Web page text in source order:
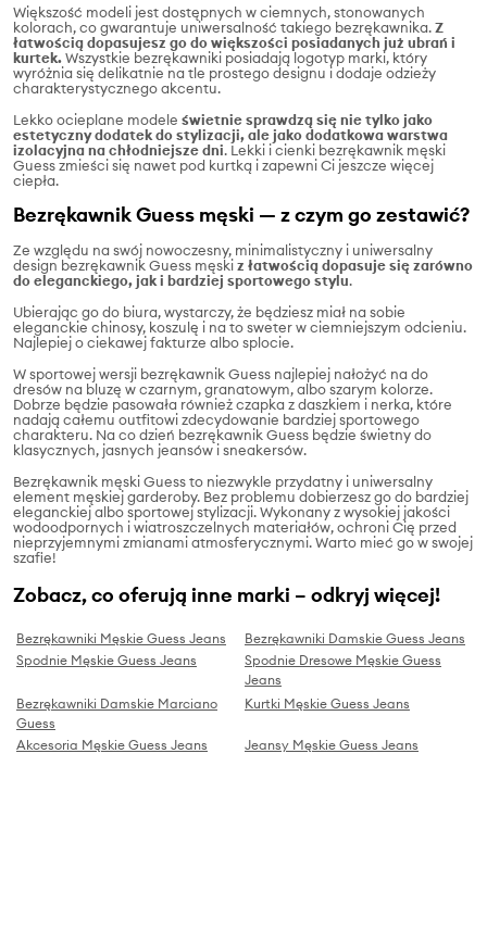
Większość modeli jest dostępnych w ciemnych, stonowanych
kolorach, co gwarantuje uniwersalność takiego bezrękawnika.Z
łatwością dopasujesz go do większości posiadanych już ubrań i
kurtek.Wszystkie bezrękawniki posiadają logotyp marki, który
wyróżnia się delikatnie na tle prostego designu i dodaje odzieży
charakterystycznego akcentu.
Lekko ocieplane modele świetnie sprawdzą się nie tylko jako
estetyczny dodatek do stylizacji, ale jako dodatkowa warstwa
izolacyjna na chłodniejsze dni. Lekki i cienki bezrękawnik męski
Guess zmieści się nawet pod kurtką i zapewni Ci jeszcze więcej
ciepła.
Bezrękawnik Guess męski — z czym go zestawić?
Ze względu na swój nowoczesny, minimalistyczny i uniwersalny
design bezrękawnik Guess męskiz łatwością dopasuje się zarówno
do eleganckiego, jak i bardziej sportowego stylu.
Ubierając go do biura, wystarczy, że będziesz miał na sobie
eleganckie chinosy, koszulę i na to sweter w ciemniejszym odcieniu.
Najlepiej o ciekawej fakturze albo splocie.
W sportowej wersji bezrękawnik Guess najlepiej nałożyć na do
dresów na bluzę w czarnym, granatowym, albo szarym kolorze.
Dobrze będzie pasowała również czapka z daszkiem i nerka, które
nadają całemu outfitowi zdecydowanie bardziej sportowego
charakteru. Na co dzień bezrękawnik Guess będzie świetny do
klasycznych, jasnych jeansów i sneakersów.
Bezrękawnik męski Guess to niezwykle przydatny i uniwersalny
element męskiej garderoby. Bez problemu dobierzesz go do bardziej
eleganckiej albo sportowej stylizacji. Wykonany z wysokiej jakości
wodoodpornych i wiatroszczelnych materiałów, ochroni Cię przed
nieprzyjemnymi zmianami atmosferycznymi. Warto mieć go w swojej
szafie!
Zobacz, co oferują inne marki – odkryj więcej!
Bezrękawniki Męskie Guess Jeans
Bezrękawniki Damskie Guess Jeans
Spodnie Męskie Guess Jeans
Spodnie Dresowe Męskie Guess
Jeans
Bezrękawniki Damskie Marciano
Guess
Kurtki Męskie Guess Jeans
Akcesoria Męskie Guess Jeans Jeansy Męskie Guess Jeans